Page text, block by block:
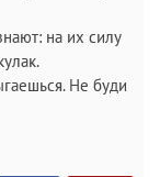
на их силу
Не буди